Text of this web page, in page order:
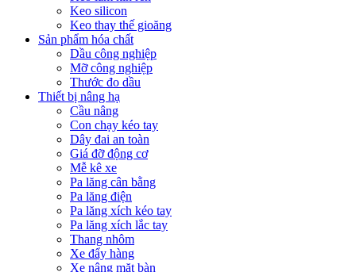
Keo silicon
Keo thay thế gioăng
Sản phẩm hóa chất
Dầu công nghiệp
Mỡ công nghiệp
Thước đo dầu
Thiết bị nâng hạ
Cầu nâng
Con chạy kéo tay
Dây đai an toàn
Giá đỡ động cơ
Mễ kê xe
Pa lăng cân bằng
Pa lăng điện
Pa lăng xích kéo tay
Pa lăng xích lắc tay
Thang nhôm
Xe đẩy hàng
Xe nâng mặt bàn